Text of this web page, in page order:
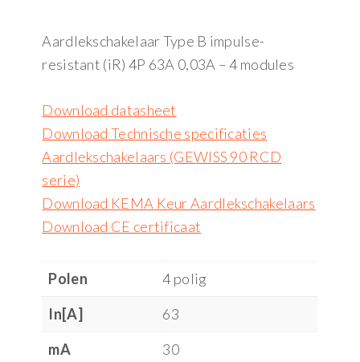
Aardlekschakelaar Type B impulse-
resistant (iR) 4P 63A 0,03A – 4 modules
Download datasheet
Download Technische specificaties
Aardlekschakelaars (GEWISS 90 RCD
serie)
Download KEMA Keur Aardlekschakelaars
Download CE certificaat
Polen
4 polig
In[A]
63
mA
30